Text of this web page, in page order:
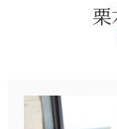
栗